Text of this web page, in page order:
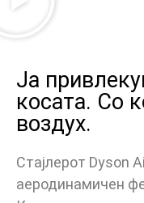
Ја
косата. Со
воздух.
Стајлерот Dyson
аеродинамичен